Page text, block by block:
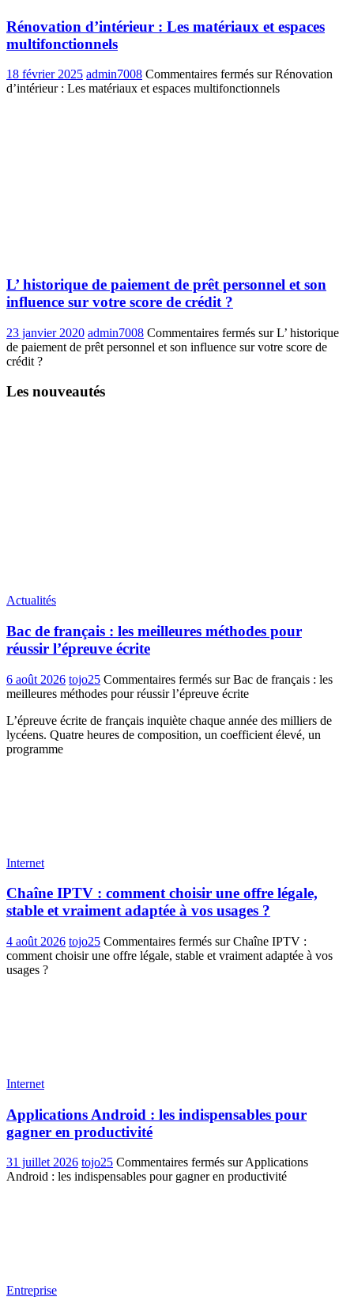
Rénovation d’intérieur : Les matériaux et espaces
multifonctionnels
18 février 2025 admin7008 Commentaires fermés sur Rénovation
d’intérieur : Les matériaux et espaces multifonctionnels
L’ historique de paiement de prêt personnel et son
influence sur votre score de crédit ?
23 janvier 2020 admin7008 Commentaires fermés sur L’ historique
de paiement de prêt personnel et son influence sur votre score de
crédit ?
Les nouveautés
Actualités
Bac de français : les meilleures méthodes pour
réussir l’épreuve écrite
6 août 2026 tojo25 Commentaires fermés sur Bac de français : les
meilleures méthodes pour réussir l’épreuve écrite
L’épreuve écrite de français inquiète chaque année des milliers de
lycéens. Quatre heures de composition, un coefficient élevé, un
programme
Internet
Chaîne IPTV : comment choisir une offre légale,
stable et vraiment adaptée à vos usages ?
4 août 2026 tojo25 Commentaires fermés sur Chaîne IPTV :
comment choisir une offre légale, stable et vraiment adaptée à vos
usages ?
Internet
Applications Android : les indispensables pour
gagner en productivité
31 juillet 2026 tojo25 Commentaires fermés sur Applications
Android : les indispensables pour gagner en productivité
Entreprise